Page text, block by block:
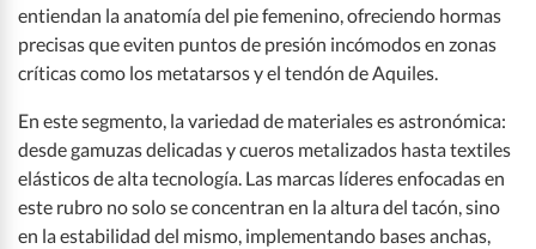
entiendan la anatomía del pie femenino, ofreciendo hormas
precisas que eviten puntos de presión incómodos en zonas
críticas como los metatarsos y el tendón de Aquiles.
En este segmento, la variedad de materiales es astronómica:
desde gamuzas delicadas y cueros metalizados hasta textiles
elásticos de alta tecnología. Las marcas líderes enfocadas en
este rubro no solo se concentran en la altura del tacón, sino
en la estabilidad del mismo, implementando bases anchas,